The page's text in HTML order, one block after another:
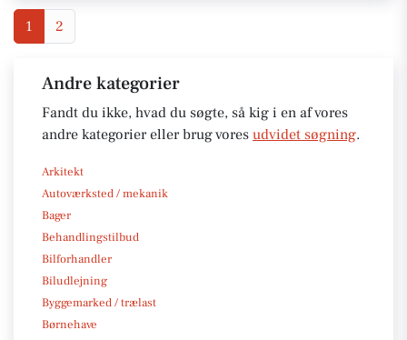
1 2
Andre kategorier
Fandt du ikke, hvad du søgte, så kig i en af vores
andre kategorier eller brug vores udvidet søgning.
Arkitekt
Autoværksted / mekanik
Bager
Behandlingstilbud
Bilforhandler
Biludlejning
Byggemarked / trælast
Børnehave